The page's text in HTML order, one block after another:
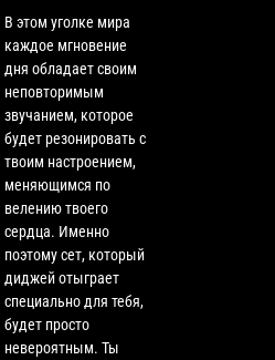
В этом уголке мира
каждое мгновение
дня обладает своим
неповторимым
звучанием, которое
будет резонировать с
твоим настроением,
меняющимся по
велению твоего
сердца. Именно
поэтому сет, который
диджей отыграет
специально для тебя,
будет просто
невероятным. Ты